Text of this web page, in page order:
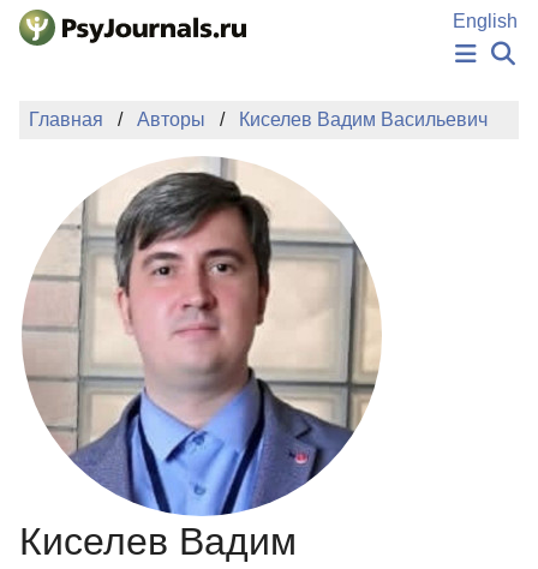
Перейти к основному содержанию
English
НОВОСТИ
АВТОРЫ
ПОДАТЬ РУКОПИСЬ
БАЗА ЗНАНИЙ
КЛЮЧЕВЫЕ СЛОВА
Регистрация
Главная Авторы Киселев Вадим Васильевич
Киселев Вадим